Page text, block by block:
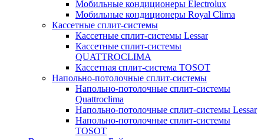
Мобильные кондиционеры Electrolux
Мобильные кондиционеры Royal Clima
Кассетные сплит-системы
Кассетные сплит-системы Lessar
Кассетные сплит-системы
QUATTROCLIMA
Кассетная сплит-система TOSOT
Напольно-потолочные сплит-системы
Напольно-потолочные сплит-системы
Quattroclima
Напольно-потолочные сплит-системы Lessar
Напольно-потолочные сплит-системы
TOSOT